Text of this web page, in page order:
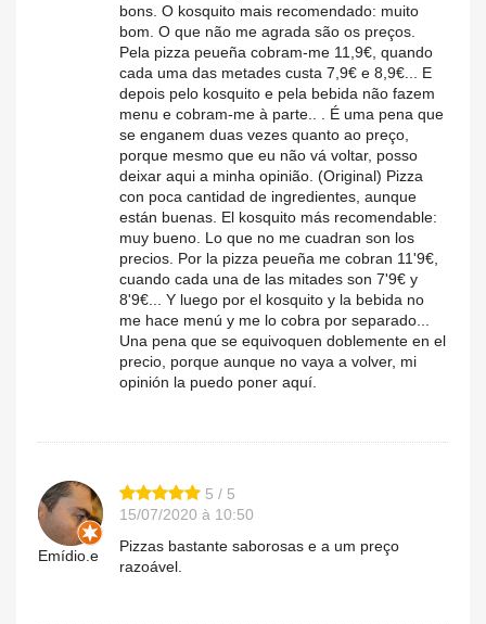
bons. O kosquito mais recomendado: muito
bom. O que não me agrada são os preços.
Pela pizza peueña cobram-me 11,9€, quando
cada uma das metades custa 7,9€ e 8,9€... E
depois pelo kosquito e pela bebida não fazem
menu e cobram-me à parte.. . É uma pena que
se enganem duas vezes quanto ao preço,
porque mesmo que eu não vá voltar, posso
deixar aqui a minha opinião. (Original) Pizza
con poca cantidad de ingredientes, aunque
están buenas. El kosquito más recomendable:
muy bueno. Lo que no me cuadran son los
precios. Por la pizza peueña me cobran 11'9€,
cuando cada una de las mitades son 7'9€ y
8'9€... Y luego por el kosquito y la bebida no
me hace menú y me lo cobra por separado...
Una pena que se equivoquen doblemente en el
precio, porque aunque no vaya a volver, mi
opinión la puedo poner aquí.
Emídio.e
5 / 5
15/07/2020 à 10:50
Pizzas bastante saborosas e a um preço
razoável.